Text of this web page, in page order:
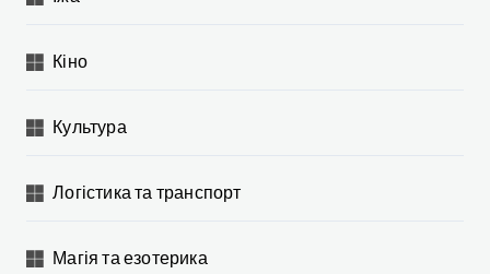
Кіно
Культура
Логістика та транспорт
Магія та езотерика